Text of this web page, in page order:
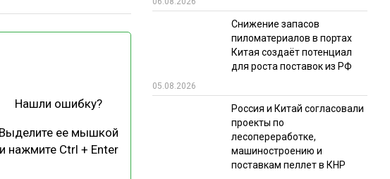
ИТОГИ МЕРОПРИЯТИЙ
Нашли ошибку?
Выделите ее мышкой
и нажмите Ctrl + Enter
Снижение запасов
пиломатериалов в портах
Китая создаёт потенциал
для роста поставок из РФ
05.08.2026
Россия и Китай согласовали
проекты по
лесопереработке,
машиностроению и
поставкам пеллет в КНР